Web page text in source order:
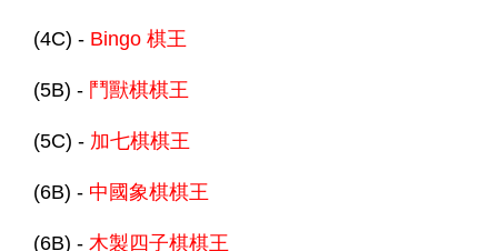
(4C) - Bingo 棋王
(5B) - 鬥獸棋棋王
(5C) - 加七棋棋王
(6B) - 中國象棋棋王
(6B) - 木製四子棋棋王